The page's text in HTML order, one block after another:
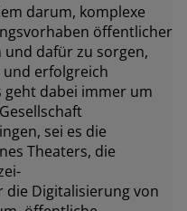
darum, komplexe
öffentlicher
dafür zu sorgen,
und erfolgreich
geht dabei immer um
sei es die
Theaters, die
die Digitalisierung von